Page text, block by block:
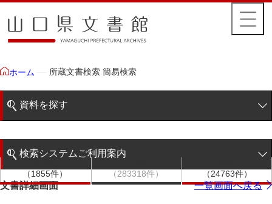
ホーム 所蔵文書検索 簡易検索
資料を探す
階層検索
検索システムご利用案内
検索システムの利用について
（1855件）
（283318件）
（24763件）
文書詳細画面 一覧画面へ戻る